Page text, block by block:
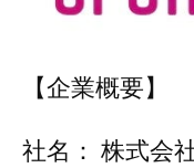
【企業概要】
社名： 株式会